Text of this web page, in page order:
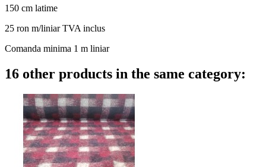
150 cm latime
25 ron m/liniar TVA inclus
Comanda minima 1 m liniar
16 other products in the same category: